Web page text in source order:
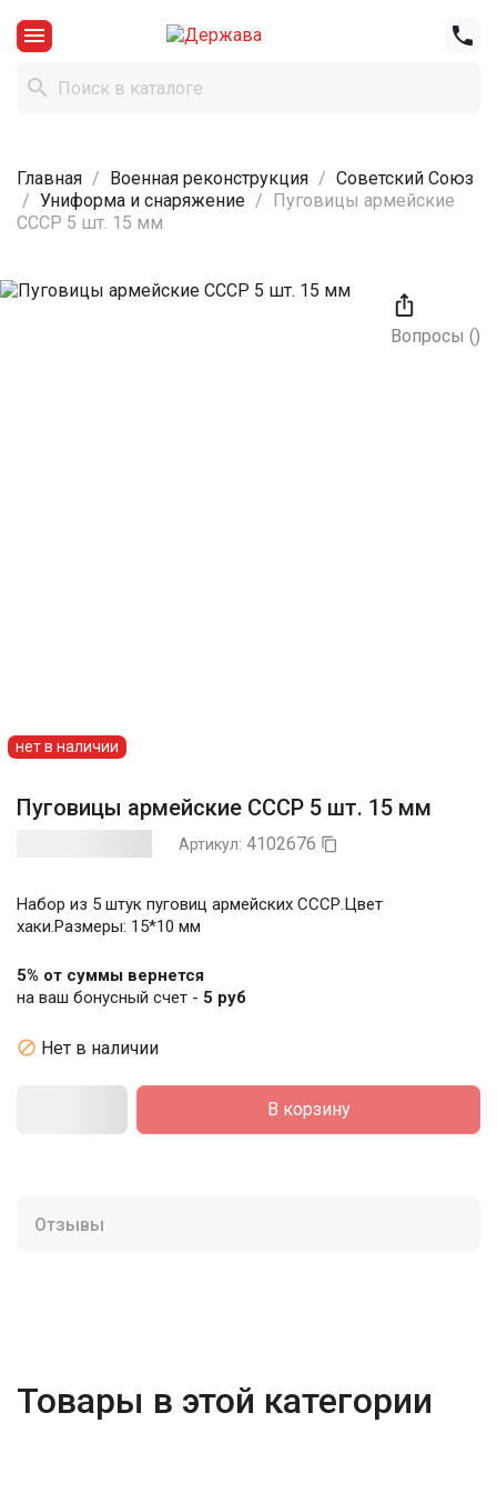



Главная Военная реконструкция
Советский Союз
Униформа и снаряжение
Пуговицы армейские
СССР 5 шт. 15 мм

Вопросы ()
нет в наличии
Пуговицы армейские СССР 5 шт. 15 мм
Артикул: 4102676 
Набор из 5 штук пуговиц армейских СССР.Цвет
хаки.Размеры: 15*10 мм
5% от суммы вернется
на ваш бонусный счет - 5 руб
 Нет в наличии
В корзину
Отзывы
Товары в этой категории